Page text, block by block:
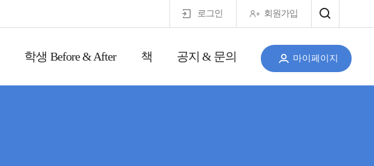
로그인 회원가입
마이페이지
학생 Before & After 책 공지 & 문의